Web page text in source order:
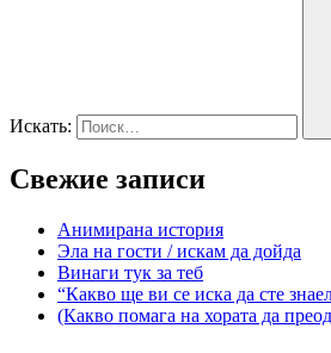
Искать:
Свежие записи
Анимирана история
Эла на гости / искам да дойда
Винаги тук за теб
“Какво ще ви се иска да сте
(Какво помага на хората да